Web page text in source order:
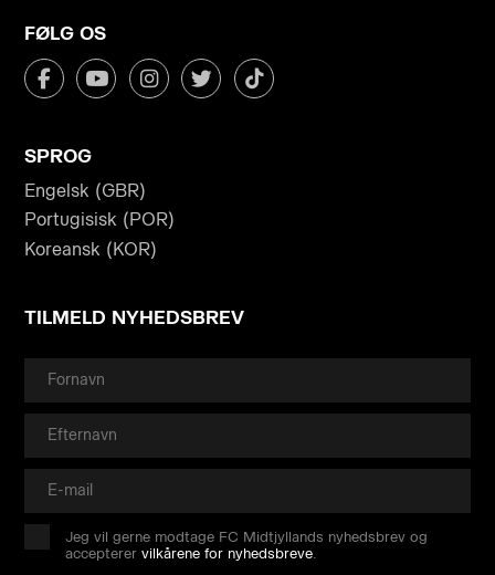
FØLG OS
SPROG
Engelsk (GBR)
Portugisisk (POR)
Koreansk (KOR)
TILMELD NYHEDSBREV
Jeg vil gerne modtage FC Midtjyllands nyhedsbrev og
accepterervilkårene for nyhedsbreve.